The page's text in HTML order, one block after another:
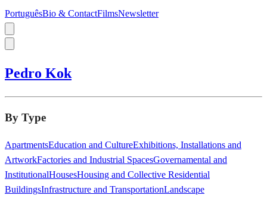
PortuguêsBio & ContactFilmsNewsletter
Pedro Kok
By Type
ApartmentsEducation and CultureExhibitions, Installations and
ArtworkFactories and Industrial SpacesGovernamental and
InstitutionalHousesHousing and Collective Residential
BuildingsInfrastructure and TransportationLandscape